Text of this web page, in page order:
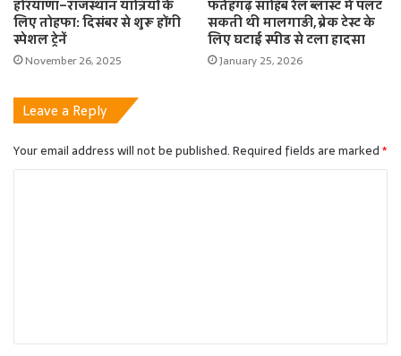
हरियाणा–राजस्थान यात्रियों के
लिए तोहफा: दिसंबर से शुरू होंगी
स्पेशल ट्रेनें
November 26, 2025
फतेहगढ़ साहिब रेल ब्लास्ट में पलट
सकती थी मालगाड़ी, ब्रेक टेस्ट के
लिए घटाई स्पीड से टला हादसा
January 25, 2026
Leave a Reply
Your email address will not be published.Required fields are marked*
t